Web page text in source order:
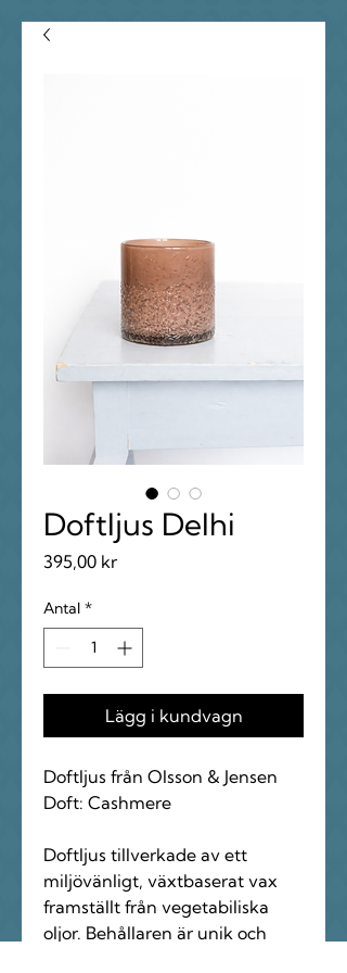
Doftljus Delhi
395,00 krPris
Antal *
Lägg i kundvagn
Doftljus från Olsson & Jensen
Doft: Cashmere
Doftljus tillverkade av ett
miljövänligt, växtbaserat vax
framställt från vegetabiliska
oljor. Behållaren är unik och